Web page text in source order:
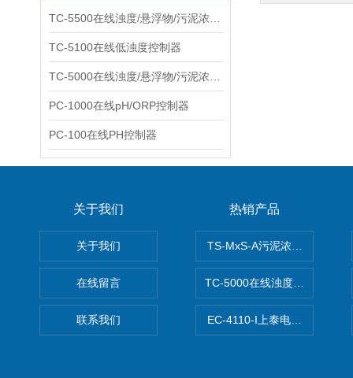
TC-5100在线低浊度控制器
PC-1000在线pH/ORP控制器
PC-100在线PH控制器
关于我们
关于我们
在线留言
联系我们
热销产品
TS-MxS-A污泥浓度计电极
TC-5000在线浊度/悬浮物/污
EC-4110-I上泰电导度计